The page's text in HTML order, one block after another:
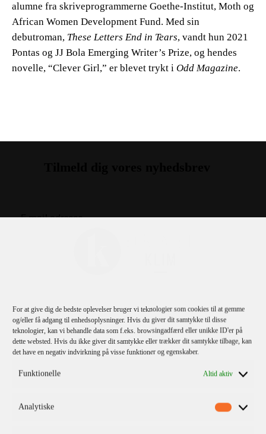
For at give dig de bedste oplevelser bruger vi teknologier som cookies til at gemme
og/eller få adgang til enhedsoplysninger. Hvis du giver dit samtykke til disse
teknologier, kan vi behandle data som f.eks. browsingadfærd eller unikke ID'er på
dette websted. Hvis du ikke giver dit samtykke eller trækker dit samtykke tilbage, kan
det have en negativ indvirkning på visse funktioner og egenskaber.
Funktionelle Altid aktiv
Analytiske
alumne fra skriveprogrammerne Goethe-Institut, Moth og
African Women Development Fund. Med sin
debutroman, These Letters End in Tears, vandt hun 2021
Pontas og JJ Bola Emerging Writer’s Prize, og hendes
novelle, “Clever Girl,” er blevet trykt i Odd Magazine.
TILMELD
Jeg bekræfterprivatlivspolitikken.